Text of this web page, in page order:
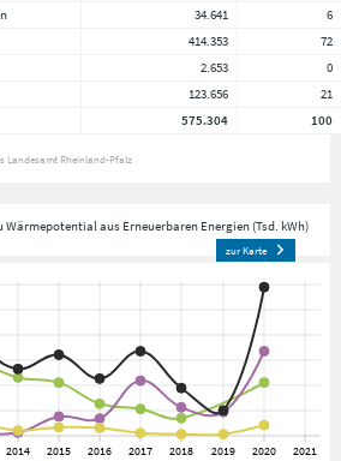
34.641
6
414.353
72
2.653
0
123.656
21
575.304 100
Landesamt Rheinland-Pfalz
aus Erneuerbaren Energien (Tsd. kWh)
zur Karte